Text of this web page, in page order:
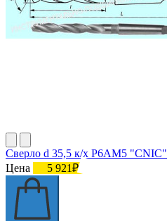
Сверло d 35,5 к/х Р6АМ5 "CNIC"
Цена
5 921₽